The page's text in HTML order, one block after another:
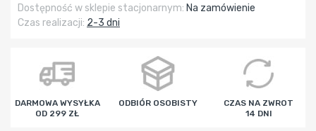
Dostępność w sklepie stacjonarnym: Na zamówienie
Czas realizacji: 2-3 dni
DARMOWA WYSYŁKA
OD 299 ZŁ
ODBIÓR OSOBISTY
CZAS NA ZWROT
14 DNI